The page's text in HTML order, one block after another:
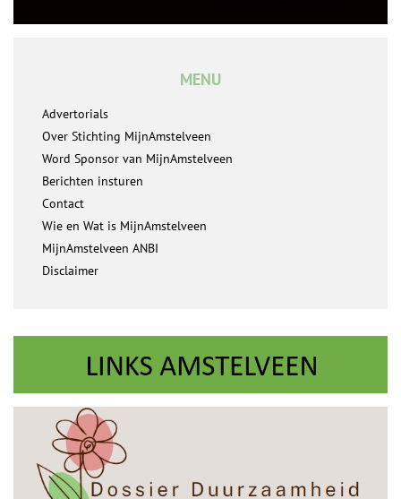
MENU
Advertorials
Over Stichting MijnAmstelveen
Word Sponsor van MijnAmstelveen
Berichten insturen
Contact
Wie en Wat is MijnAmstelveen
MijnAmstelveen ANBI
Disclaimer